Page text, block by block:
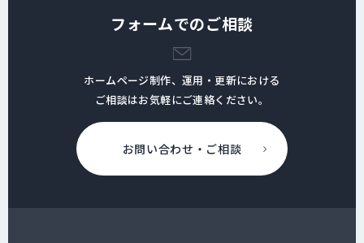
フォームでのご相談
ホームページ制作、運用・更新における
ご相談はお気軽にご連絡ください。
お問い合わせ・ご相談